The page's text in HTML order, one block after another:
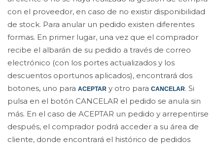
con el proveedor, en caso de no existir disponibilidad
de stock. Para anular un pedido existen diferentes
formas. En primer lugar, una vez que el comprador
recibe el albarán de su pedido a través de correo
electrónico (con los portes actualizados y los
descuentos oportunos aplicados), encontrará dos
botones, uno para ACEPTAR y otro para CANCELAR. Si
pulsa en el botón CANCELAR el pedido se anula sin
más. En el caso de ACEPTAR un pedido y arrepentirse
después, el comprador podrá acceder a su área de
cliente, donde encontrará el histórico de pedidos